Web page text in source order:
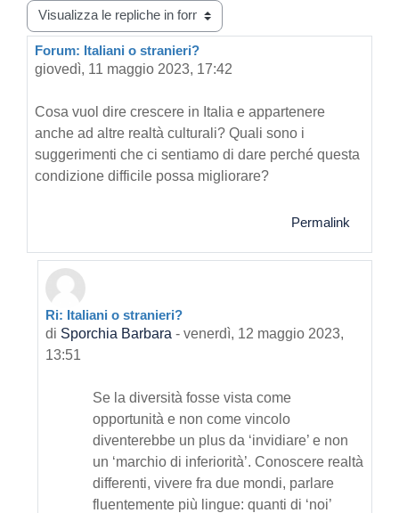
Modalità visualizzazione
Forum: Italiani o stranieri?
giovedì, 11 maggio 2023, 17:42
Numero di risposte: 48
Cosa vuol dire crescere in Italia e appartenere
anche ad altre realtà culturali? Quali sono i
suggerimenti che ci sentiamo di dare perché questa
condizione difficile possa migliorare?
Permalink
In riposta a Primo intervento
Ri: Italiani o stranieri?
di Sporchia Barbara - venerdì, 12 maggio 2023,
13:51
Se la diversità fosse vista come
opportunità e non come vincolo
diventerebbe un plus da ‘invidiare’ e non
un ‘marchio di inferiorità’. Conoscere realtà
differenti, vivere fra due mondi, parlare
fluentemente più lingue: quanti di ‘noi’